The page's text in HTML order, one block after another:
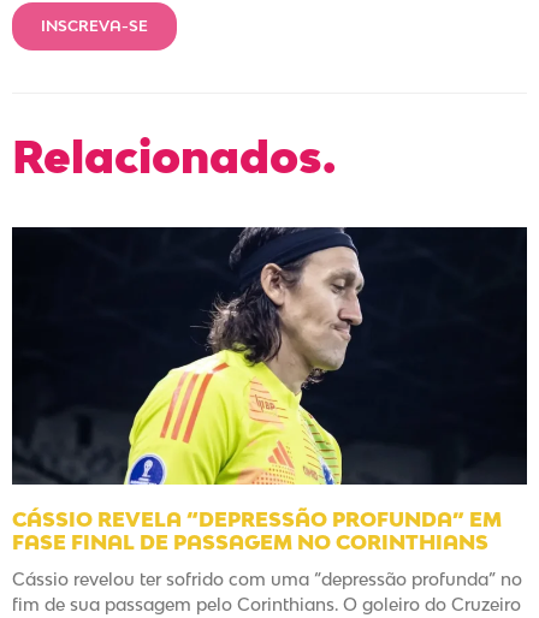
INSCREVA-SE
Relacionados.
CÁSSIO REVELA “DEPRESSÃO PROFUNDA” EM
FASE FINAL DE PASSAGEM NO CORINTHIANS
Cássio revelou ter sofrido com uma “depressão profunda” no
fim de sua passagem pelo Corinthians. O goleiro do Cruzeiro